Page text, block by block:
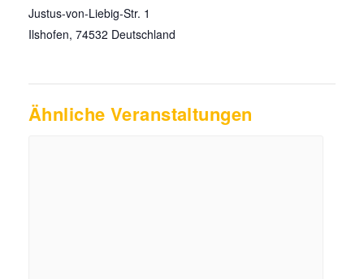
Justus-von-Liebig-Str. 1
Ilshofen, 74532 Deutschland
Ähnliche Veranstaltungen